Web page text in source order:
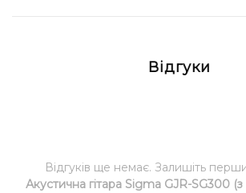
Відгуки
Відгуків ще немає. Залишіть
Акустична гітара Sigma GJR-SG300